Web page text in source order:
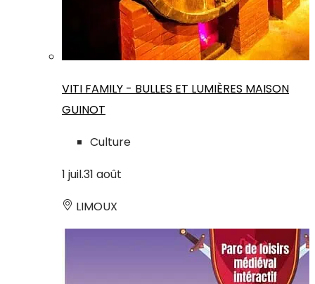
VITI FAMILY - BULLES ET LUMIÈRES MAISON
GUINOT
Culture
1 juil.31 août
LIMOUX